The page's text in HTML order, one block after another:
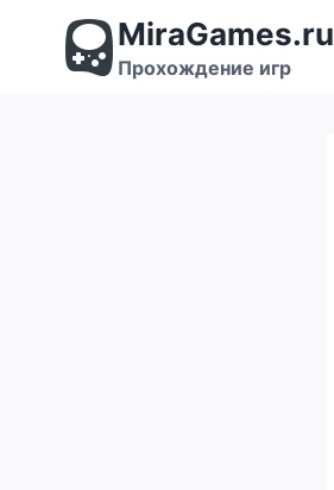
содержимому
MiraGames.ru
Прохождение игр